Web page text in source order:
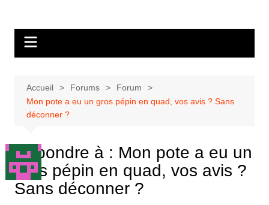
Accueil Forums
Forum
Mon pote a eu un gros pépin en quad, vos avis ? Sans
déconner ?
Répondre à : Mon pote a eu un
gros pépin en quad, vos avis ?
Sans déconner ?